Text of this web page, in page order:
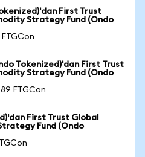
First Trust
Strategy Fund (Ondo
FTGCon
Tokenized)'dan First Trust
Strategy Fund (Ondo
FTGCon
First Trust Global
Fund (Ondo